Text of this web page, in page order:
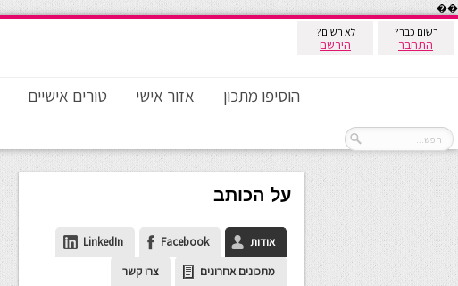
��
רשום כבר?
התחבר
לא רשום?
הירשם
הוסיפו מתכון אזור אישי טורים אישיים
על הכותב
אודות Facebook
LinkedIn
מתכונים אחרונים
צרו קשר